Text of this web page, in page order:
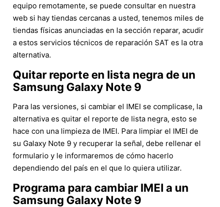
equipo remotamente, se puede consultar en nuestra
web si hay tiendas cercanas a usted, tenemos miles de
tiendas físicas anunciadas en la sección reparar, acudir
a estos servicios técnicos de reparación SAT es la otra
alternativa.
Quitar reporte en lista negra de un
Samsung Galaxy Note 9
Para las versiones, si cambiar el IMEI se complicase, la
alternativa es quitar el reporte de lista negra, esto se
hace con una limpieza de IMEI. Para limpiar el IMEI de
su Galaxy Note 9 y recuperar la señal, debe rellenar el
formulario y le informaremos de cómo hacerlo
dependiendo del país en el que lo quiera utilizar.
Programa para cambiar IMEI a un
Samsung Galaxy Note 9